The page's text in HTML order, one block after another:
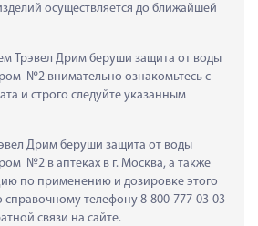
осуществляется до ближайшей
Трэвел Дрим беруши защита от воды
№2 внимательно ознакомьтесь с
и строго следуйте указанным
Дрим беруши защита от воды
№2 в аптеках в г. Москва, а также
по применению и дозировке этого
телефону 8-800-777-03-03
связи на сайте.